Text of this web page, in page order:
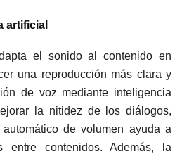
artificial
el sonido al contenido en
una reproducción más clara y
de voz mediante inteligencia
la nitidez de los diálogos,
de volumen ayuda a
entre contenidos. Además, la